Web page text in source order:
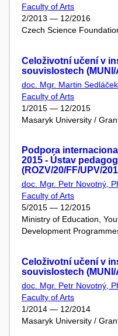
Faculty of Arts
2/2013 — 12/2016
Czech Science
Celoživotní učení v
souvislostech (MUNI/
doc. Mgr. Martin
Faculty of Arts
1/2015 — 12/2015
Masaryk University /
Podpora
2015 - Ústav
(ROZV/20/FF/UPV/
doc. Mgr. Petr Novotný,
Faculty of Arts
5/2015 — 12/2015
Ministry of Education,
Development
Celoživotní učení v
souvislostech (MUNI/
doc. Mgr. Petr Novotný,
Faculty of Arts
1/2014 — 12/2014
Masaryk University /